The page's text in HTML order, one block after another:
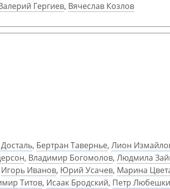
Гергиев, Вячеслав Козлов
, Бертран Тавернье, Лион
, Владимир Богомолов, Людмила
Игорь Иванов, Юрий Усачев, Марина
Титов, Исаак Бродский, Петр